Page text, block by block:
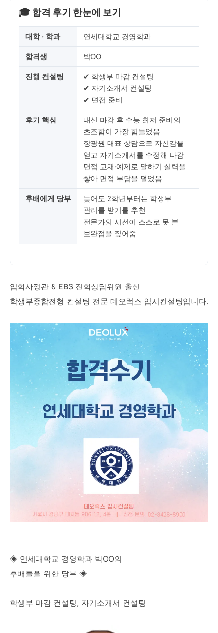
🎓 합격 후기 한눈에 보기
대학 · 학과 연세대학교 경영학과
합격생 박OO
진행 컨설팅
✔ 학생부 마감 컨설팅
✔ 자기소개서 컨설팅
✔ 면접 준비
후기 핵심
내신 마감 후 수능 최저 준비의
초조함이 가장 힘들었음
장광원 대표 상담으로 자신감을
얻고 자기소개서를 수정해 나감
면접 교재·예제로 말하기 실력을
쌓아 면접 부담을 덜었음
후배에게 당부
늦어도 2학년부터는 학생부
관리를 받기를 추천
전문가의 시선이 스스로 못 본
보완점을 짚어줌
입학사정관 & EBS 진학상담위원 출신
학생부종합전형 컨설팅 전문 데오럭스 입시컨설팅입니다.
◈ 연세대학교 경영학과 박OO의
후배들을 위한 당부 ◈
학생부 마감 컨설팅, 자기소개서 컨설팅